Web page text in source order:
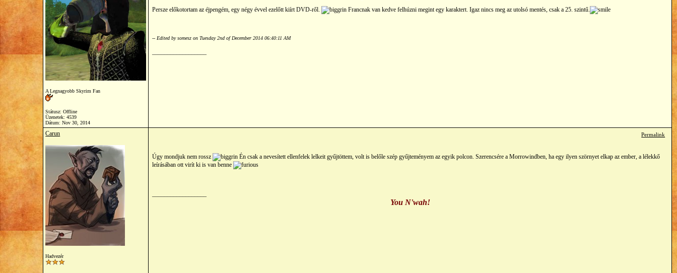
A Legnagyobb Skyrim Fan
Státusz: Offline
Üzenetek: 4539
Dátum:Nov 30, 2014
Persze előkotortam az éjpengém, egy négy évvel ezelőtt kiírt DVD-ről.
Francnak van kedve felhúzni megint egy karaktert. Igaz nincs meg az utolsó mentés, csak a 25. szintű.
-- Edited by somesz on Tuesday 2nd of December 2014 06:40:11 AM
Carun
Hadvezér
Permalink
Úgy mondjuk nem rossz
Én csak a nevesített ellenfelek lelkeit gyűjtöttem, volt is belőle szép gyűjteményem az egyik polcon. Szerencsére a Morrowindben, ha egy ilyen szörnyet elkap az ember, a lélekkő
leírásában ott virít ki is van benne
You N'wah!